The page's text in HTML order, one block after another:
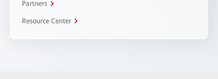
Partners
Resource Center